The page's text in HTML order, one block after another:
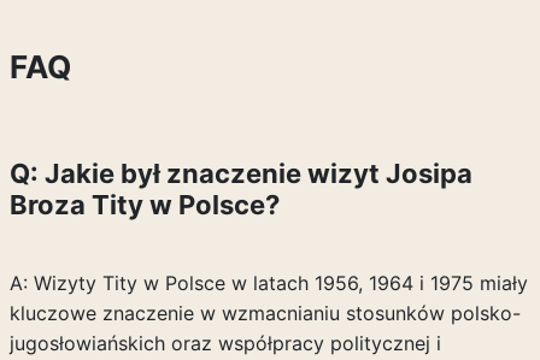
FAQ
Q: Jakie był znaczenie wizyt Josipa
Broza Tity w Polsce?
A: Wizyty Tity w Polsce w latach 1956, 1964 i 1975 miały
kluczowe znaczenie w wzmacnianiu stosunków polsko-
jugosłowiańskich oraz współpracy politycznej i